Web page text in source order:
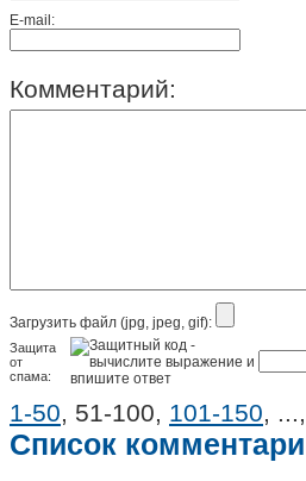
E-mail:
Комментарий:
Загрузить файл (jpg, jpeg, gif):
Защита
от
спама:
1-50, 51-100, 101-150, ...
Список